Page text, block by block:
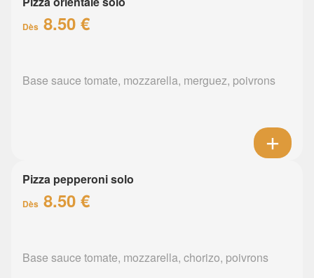
Dès 8.50 €
Base sauce tomate, mozzarella, merguez, poivrons
Pizza pepperoni solo
Dès 8.50 €
Base sauce tomate, mozzarella, chorizo, poivrons